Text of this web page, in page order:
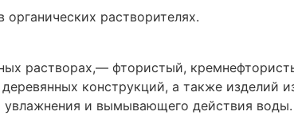
растворителях.
растворах,— фтористый,
конструкций, а также
увлажнения и вымывающего действия воды.